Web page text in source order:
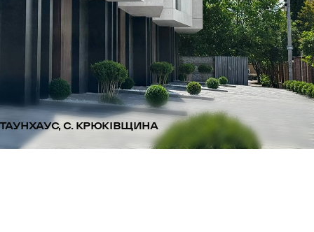
ТАУНХАУС, С. КРЮКІВЩИНА